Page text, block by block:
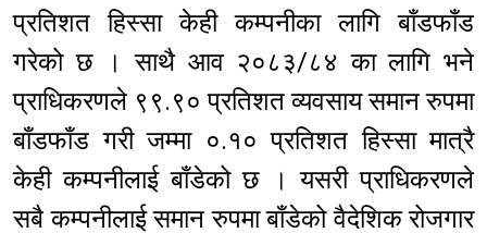
प्रतिशत हिस्सा केही कम्पनीका लागि बाँडफाँड
गरेको छ । साथै आव २०८३/८४ का लागि भने
प्राधिकरणले ९९.९० प्रतिशत व्यवसाय समान रुपमा
बाँडफाँड गरी जम्मा ०.१० प्रतिशत हिस्सा मात्रै
केही कम्पनीलाई बाँडेको छ । यसरी प्राधिकरणले
सबै कम्पनीलाई समान रुपमा बाँडेको वैदेशिक रोजगार